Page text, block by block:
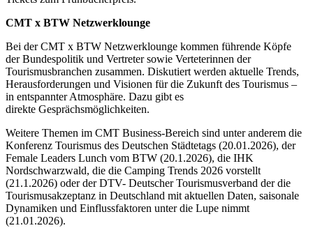
CMT x BTW Netzwerklounge
Bei der CMT x BTW Netzwerklounge kommen führende Köpfe
der Bundespolitik und Vertreter sowie Verteterinnen der
Tourismusbranchen zusammen. Diskutiert werden aktuelle Trends,
Herausforderungen und Visionen für die Zukunft des Tourismus –
in entspannter Atmosphäre. Dazu gibt es
direkte Gesprächsmöglichkeiten.
Weitere Themen im CMT Business-Bereich sind unter anderem die
Konferenz Tourismus des Deutschen Städtetags (20.01.2026), der
Female Leaders Lunch vom BTW (20.1.2026), die IHK
Nordschwarzwald, die die Camping Trends 2026 vorstellt
(21.1.2026) oder der DTV- Deutscher Tourismusverband der die
Tourismusakzeptanz in Deutschland mit aktuellen Daten, saisonale
Dynamiken und Einflussfaktoren unter die Lupe nimmt
(21.01.2026).